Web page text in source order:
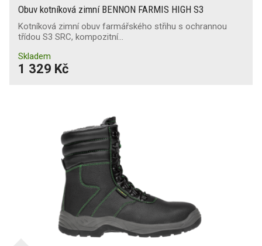
Obuv kotníková zimní BENNON FARMIS HIGH S3
Kotníková zimní obuv farmářského střihu s ochrannou
třídou S3 SRC, kompozitní…
Skladem
1 329 Kč